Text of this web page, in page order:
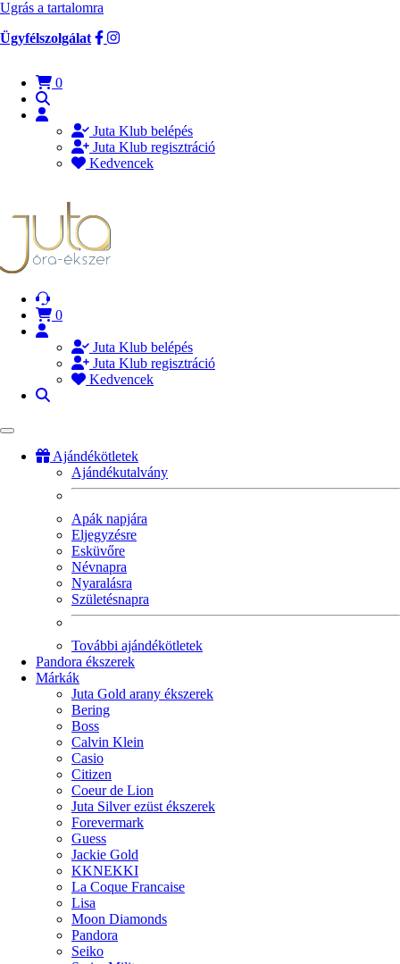
Ugrás a tartalomra
Ügyfélszolgálat
0
Juta Klub belépés
Juta Klub regisztráció
Kedvencek
0
Juta Klub belépés
Juta Klub regisztráció
Kedvencek
Ajándékötletek
Ajándékutalvány
Apák napjára
Eljegyzésre
Esküvőre
Névnapra
Nyaralásra
Születésnapra
További ajándékötletek
Pandora ékszerek
Márkák
Juta Gold arany ékszerek
Bering
Boss
Calvin Klein
Casio
Citizen
Coeur de Lion
Juta Silver ezüst ékszerek
Forevermark
Guess
Jackie Gold
KKNEKKI
La Coque Francaise
Lisa
Moon Diamonds
Pandora
Seiko